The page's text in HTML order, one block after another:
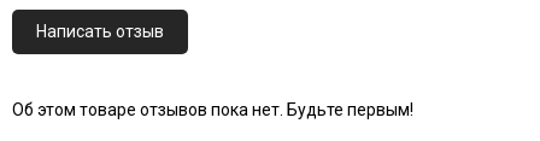
Написать отзыв
Об этом товаре отзывов пока нет. Будьте первым!